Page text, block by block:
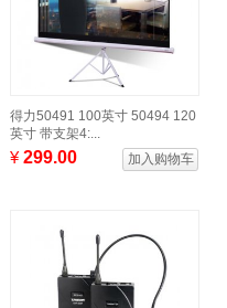
得力50491 100英寸 50494 120
英寸 带支架4:...
¥299.00 加入购物车